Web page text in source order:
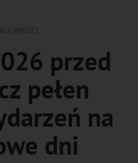
przed
pełen
na
dni